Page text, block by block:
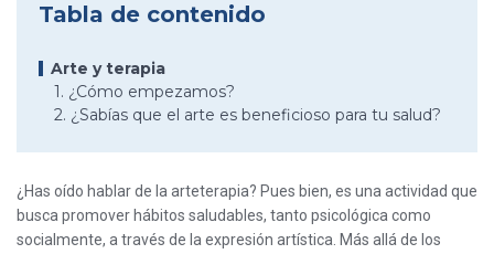
Tabla de contenido
Arte y terapia
1. ¿Cómo empezamos?
2. ¿Sabías que el arte es beneficioso para tu salud?
¿Has oído hablar de la arteterapia? Pues bien, es una actividad que
busca promover hábitos saludables, tanto psicológica como
socialmente, a través de la expresión artística. Más allá de los